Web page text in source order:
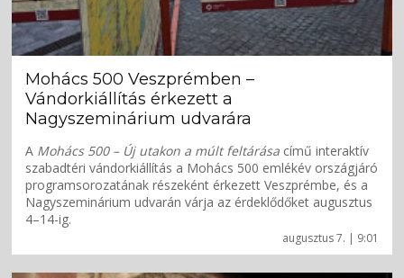
augusztus 7. | 9:01
Mohács 500 Veszprémben –
Vándorkiállítás érkezett a
Nagyszeminárium udvarára
A Mohács 500 – Új utakon a múlt feltárása című interaktív
szabadtéri vándorkiállítás a Mohács 500 emlékév országjáró
programsorozatának részeként érkezett Veszprémbe, és a
Nagyszeminárium udvarán várja az érdeklődőket augusztus
4–14-ig.